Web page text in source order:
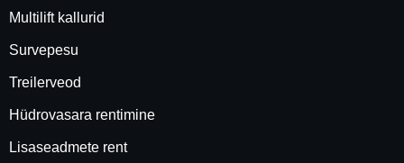
Multilift kallurid
Survepesu
Treilerveod
Hüdrovasara rentimine
Lisaseadmete rent